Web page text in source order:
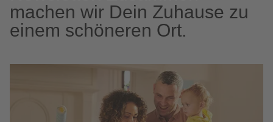
machen wir Dein Zuhause zu
einem schöneren Ort.